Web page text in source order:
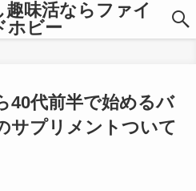
趣味活ならファイ
ホビー
40代前半で始めるバ
サプリメントついて